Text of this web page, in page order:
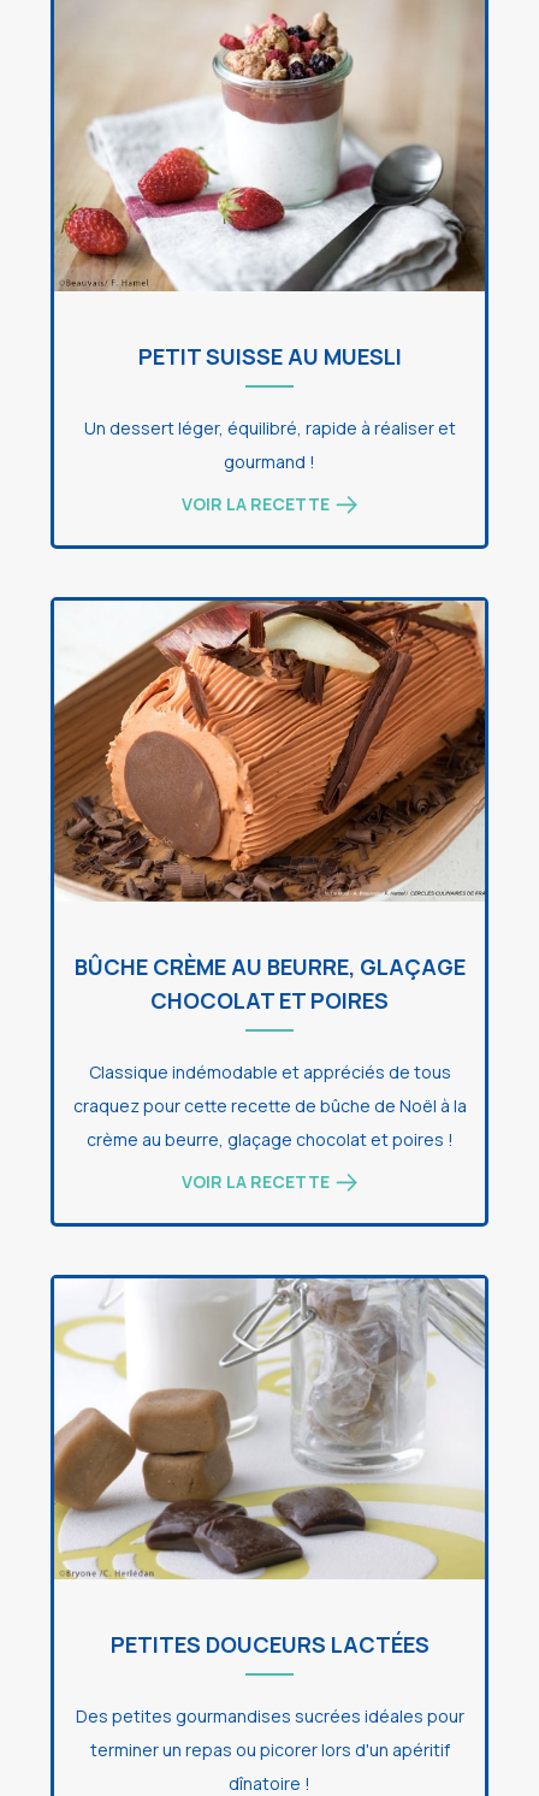
PETIT SUISSE AU MUESLI
Un dessert léger, équilibré, rapide à réaliser et
gourmand !
VOIR LA RECETTE
BÛCHE CRÈME AU BEURRE, GLAÇAGE
CHOCOLAT ET POIRES
Classique indémodable et appréciés de tous
craquez pour cette recette de bûche de Noël à la
crème au beurre, glaçage chocolat et poires !
VOIR LA RECETTE
PETITES DOUCEURS LACTÉES
Des petites gourmandises sucrées idéales pour
terminer un repas ou picorer lors d'un apéritif
dînatoire !